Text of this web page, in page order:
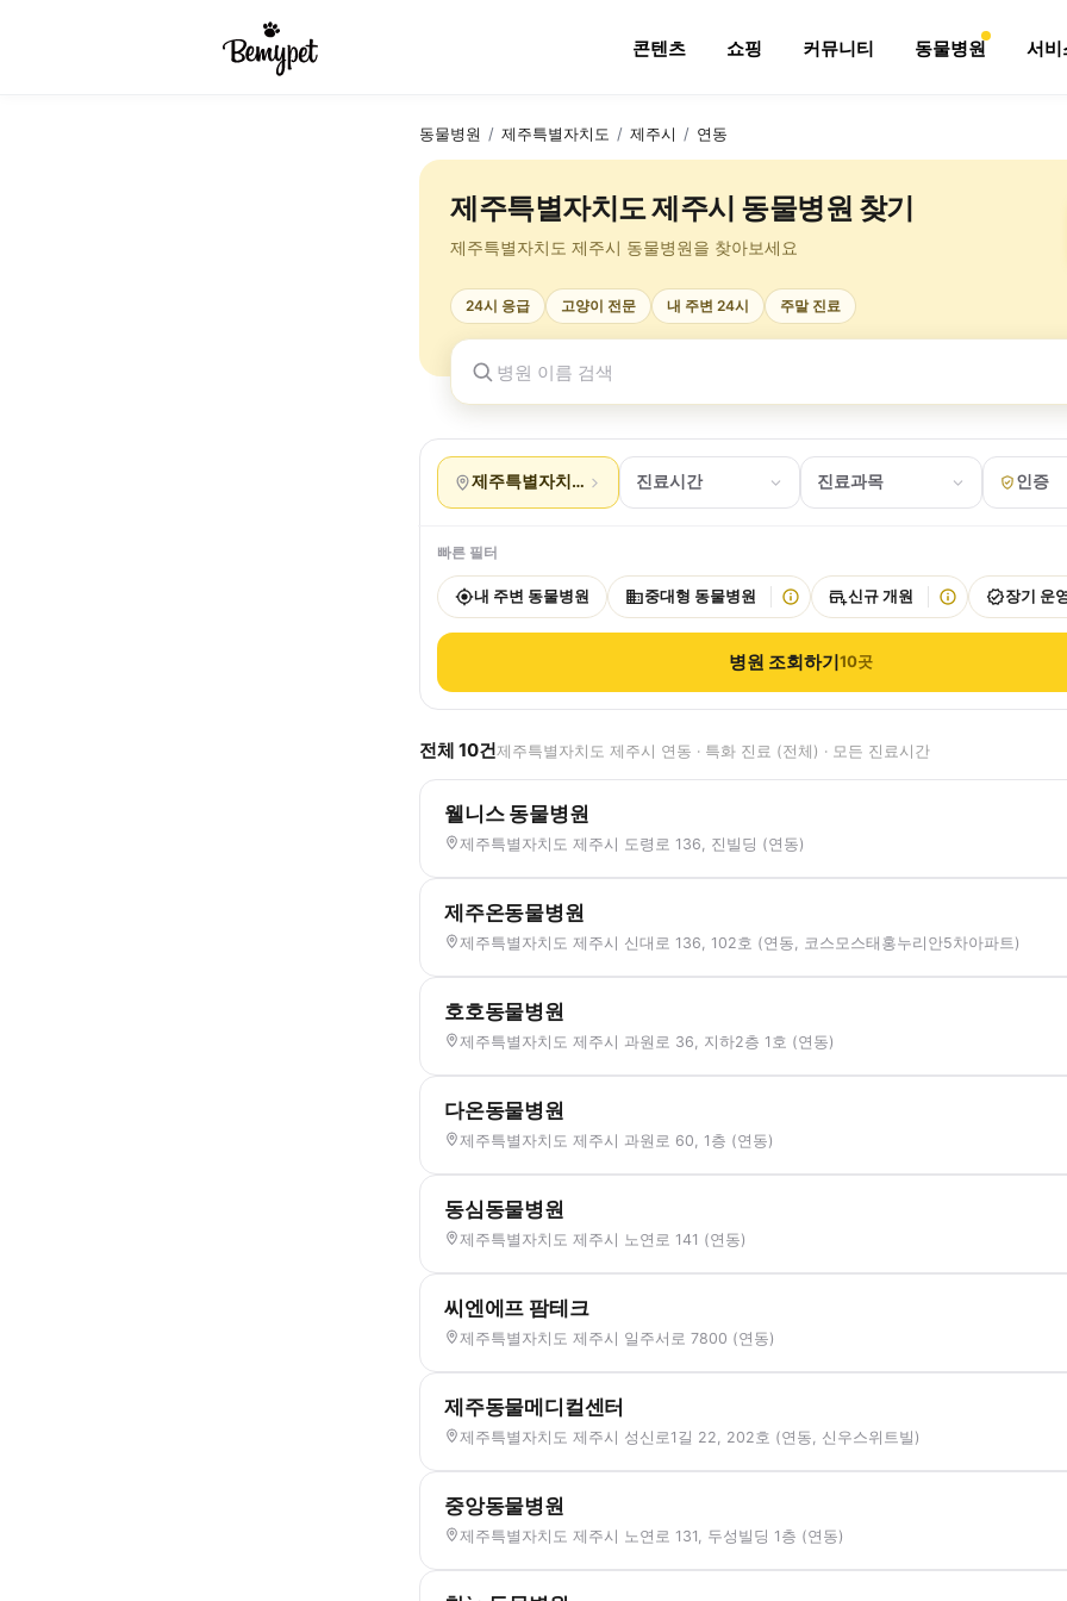
콘텐츠 쇼핑 커뮤니티 동물병원 서비
동물병원 / 제주특별자치도 / 제주시 / 연동
제주특별자치도 제주시 동물병원 찾기
제주특별자치도 제주시 동물병원을 찾아보세요
24시 응급 고양이 전문 내 주변 24시 주말 진료
제주특별자치도 제주시 연동
진료시간 진료과목 인증
빠른 필터
내 주변 동물병원 중대형 동물병원 신규 개원 장기 운
병원 조회하기10곳
전체 10건제주특별자치도 제주시 연동 · 특화 진료 (전체) · 모든 진료시간
웰니스 동물병원
제주특별자치도 제주시 도령로 136, 진빌딩 (연동)
제주온동물병원
제주특별자치도 제주시 신대로 136, 102호 (연동, 코스모스태홍누리안5차아파트)
호호동물병원
제주특별자치도 제주시 과원로 36, 지하2층 1호 (연동)
다온동물병원
제주특별자치도 제주시 과원로 60, 1층 (연동)
동심동물병원
제주특별자치도 제주시 노연로 141 (연동)
씨엔에프 팜테크
제주특별자치도 제주시 일주서로 7800 (연동)
제주동물메디컬센터
제주특별자치도 제주시 성신로1길 22, 202호 (연동, 신우스위트빌)
중앙동물병원
제주특별자치도 제주시 노연로 131, 두성빌딩 1층 (연동)